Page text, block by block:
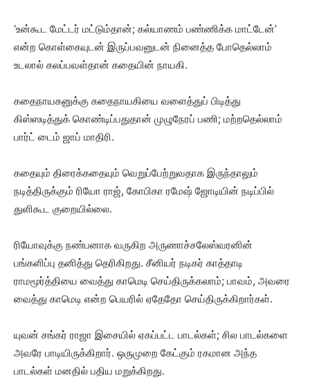
‘உன்கூட மேட்டர் மட்டும்தான்; கல்யாணம் பண்ணிக்க மாட்டேன்’
என்ற கொள்கையுடன் இருப்பவனுடன் நினைத்த போதெல்லாம்
உடலால் கலப்பவள்தான் கதையின் நாயகி.
கதைநாயகனுக்கு கதைநாயகியை வளைத்துப் பிடித்து
கிஸ்ஸடித்துக் கொண்டிப்பதுதான் முழுநேரப் பணி; மற்றதெல்லாம்
பார்ட் டைம் ஜாப் மாதிரி.
கதையும் திரைக்கதையும் வெறுப்பேற்றுவதாக இருந்தாலும்
நடித்திருக்கும் ரியோ ராஜ், கோபிகா ரமேஷ் ஜோடியின் நடிப்பில்
துளிகூட குறையில்லை.
ரியோவுக்கு நண்பனாக வருகிற அருணாச்சலேஸ்வரனின்
பங்களிப்பு தனித்து தெரிகிறது. சீனியர் நடிகர் காத்தாடி
ராமமூர்த்தியை வைத்து காமெடி செய்திருக்கலாம்; பாவம், அவரை
வைத்து காமெடி என்ற பெயரில் ஏதேதோ செய்திருக்கிறார்கள்.
யுவன் சங்கர் ராஜா இசையில் ஏகப்பட்ட பாடல்கள்; சில பாடல்களை
அவரே பாடியிருக்கிறார். ஒருமுறை கேட்கும் ரகமான அந்த
பாடல்கள் மனதில் பதிய மறுக்கிறது.